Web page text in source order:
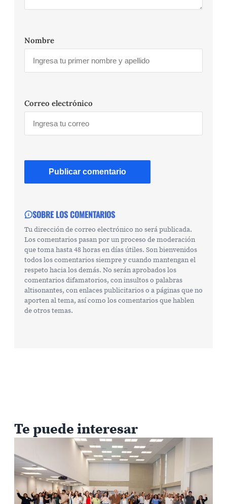
Nombre
Correo electrónico
SOBRE LOS COMENTARIOS
Tu dirección de correo electrónico no será publicada.
Los comentarios pasan por un proceso de moderación
que toma hasta 48 horas en días útiles. Son bienvenidos
todos los comentarios siempre y cuando mantengan el
respeto hacia los demás. No serán aprobados los
comentarios difamatorios, con insultos o palabras
altisonantes, con enlaces publicitarios o a páginas que no
aporten al tema, así como los comentarios que hablen
de otros temas.
Te puede interesar